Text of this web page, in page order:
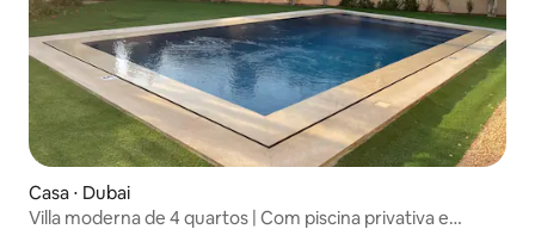
Casa ⋅ Dubai
Villa moderna de 4 quartos | Com piscina privativa e